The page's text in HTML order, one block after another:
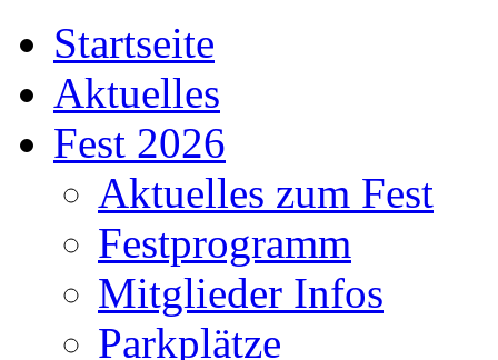
Startseite
Aktuelles
Fest 2026
Aktuelles zum Fest
Festprogramm
Mitglieder Infos
Parkplätze